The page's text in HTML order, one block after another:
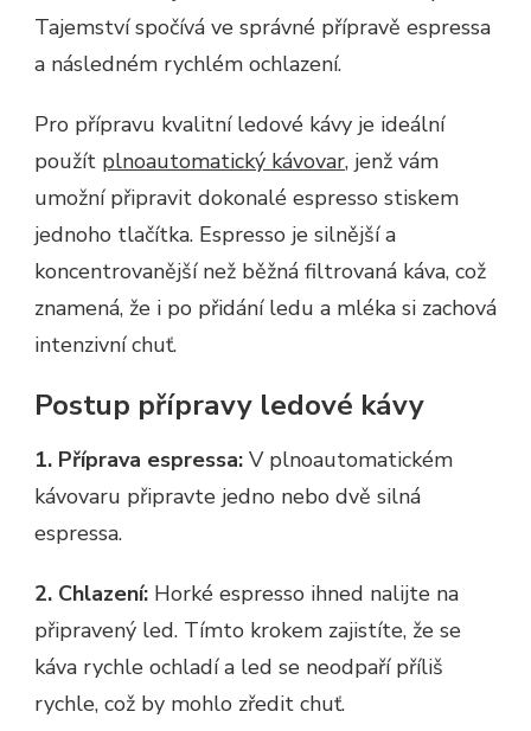
Tajemství spočívá ve správné přípravě espressa
a následném rychlém ochlazení.
Pro přípravu kvalitní ledové kávy je ideální
použít plnoautomatický kávovar, jenž vám
umožní připravit dokonalé espresso stiskem
jednoho tlačítka. Espresso je silnější a
koncentrovanější než běžná filtrovaná káva, což
znamená, že i po přidání ledu a mléka si zachová
intenzivní chuť.
Postup přípravy ledové kávy
1. Příprava espressa: V plnoautomatickém
kávovaru připravte jedno nebo dvě silná
espressa.
2. Chlazení: Horké espresso ihned nalijte na
připravený led. Tímto krokem zajistíte, že se
káva rychle ochladí a led se neodpaří příliš
rychle, což by mohlo zředit chuť.